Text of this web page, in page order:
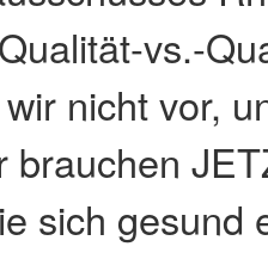
vs.-
nicht vor,
brauchen
sich gesund